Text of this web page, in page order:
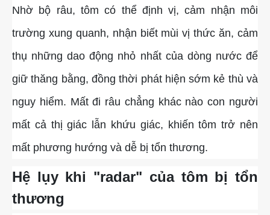
Nhờ bộ râu, tôm có thể định vị, cảm nhận môi
trường xung quanh, nhận biết mùi vị thức ăn, cảm
thụ những dao động nhỏ nhất của dòng nước để
giữ thăng bằng, đồng thời phát hiện sớm kẻ thù và
nguy hiểm. Mất đi râu chẳng khác nào con người
mất cả thị giác lẫn khứu giác, khiến tôm trở nên
mất phương hướng và dễ bị tổn thương.
Hệ lụy khi "radar" của tôm bị tổn
thương